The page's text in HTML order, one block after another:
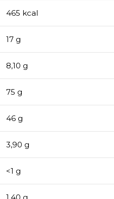
465 kcal
17 g
8,10 g
75 g
46 g
3,90 g
<1 g